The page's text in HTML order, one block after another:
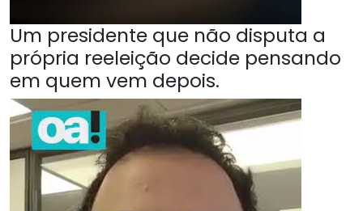
Um presidente que não disputa a
própria reeleição decide pensando
em quem vem depois.